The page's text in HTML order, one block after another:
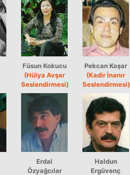
Füsun Kokucu
(Hülya Avşar
Seslendirmesi)
Pekcan Koşar
(Kadir İnanır
Seslendirmesi)
Erdal
Özyağcılar
Haldun
Ergüvenç